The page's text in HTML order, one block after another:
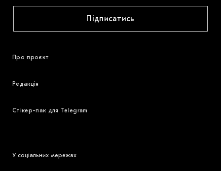
Підписатись
Про проєкт
Редакція
Стікер-пак для Telegram
У соціальних мережах